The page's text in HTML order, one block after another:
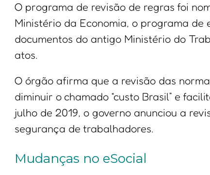
O programa de revisão de regras foi
Ministério da Economia, o programa
documentos do antigo Ministério do
atos.
O órgão afirma que a revisão das
diminuir o chamado “custo Brasil” e
julho de 2019, o governo anunciou a
segurança de trabalhadores.
Mudanças no eSocial